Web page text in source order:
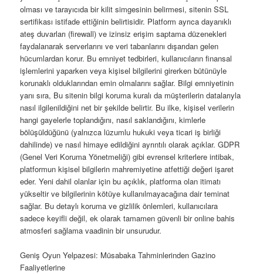
olması ve tarayıcıda bir kilit simgesinin belirmesi, sitenin SSL
sertifikası istifade ettiğinin belirtisidir. Platform ayrıca dayanıklı
ateş duvarları (firewall) ve izinsiz erişim saptama düzenekleri
faydalanarak serverlarını ve veri tabanlarını dışarıdan gelen
hücumlardan korur. Bu emniyet tedbirleri, kullanıcıların finansal
işlemlerini yaparken veya kişisel bilgilerini girerken bütünüyle
korunaklı olduklarından emin olmalarını sağlar. Bilgi emniyetinin
yanı sıra, Bu sitenin bilgi koruma kuralı da müşterilerin datalarıyla
nasıl ilgilenildiğini net bir şekilde belirtir. Bu ilke, kişisel verilerin
hangi gayelerle toplandığını, nasıl saklandığını, kimlerle
bölüşüldüğünü (yalnızca lüzumlu hukuki veya ticari iş birliği
dahilinde) ve nasıl himaye edildiğini ayrıntılı olarak açıklar. GDPR
(Genel Veri Koruma Yönetmeliği) gibi evrensel kriterlere intibak,
platformun kişisel bilgilerin mahremiyetine atfettiği değeri işaret
eder. Yeni dahil olanlar için bu açıklık, platforma olan itimatı
yükseltir ve bilgilerinin kötüye kullanılmayacağına dair teminat
sağlar. Bu detaylı koruma ve gizlilik önlemleri, kullanıcılara
sadece keyifli değil, ek olarak tamamen güvenli bir online bahis
atmosferi sağlama vaadinin bir unsurudur.
Geniş Oyun Yelpazesi: Müsabaka Tahminlerinden Gazino
Faaliyetlerine